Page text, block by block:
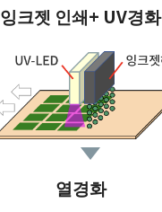
잉크젯 인쇄+ UV경화
열경화